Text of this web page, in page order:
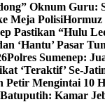
Oknum Guru:
Meja PolisiHormuz
Pastikan “Hulu
‘Hantu’ Pasar
Polres Sumenep:
‘Teraktif’ Se-
Petir Mengintai 10
Kamar